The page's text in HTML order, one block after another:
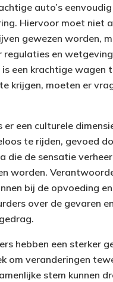
auto’s
Hiervoor moet niet
gewezen worden,
regulaties en
een krachtige wagen
krijgen, moeten er
een culturele
te rijden, gevoed
die de sensatie
worden.
bij de opvoeding
over de gevaren
hebben een sterker
om veranderingen
stem kunnen